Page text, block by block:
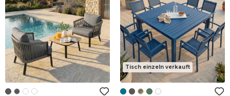
Tisch einzeln verkauft